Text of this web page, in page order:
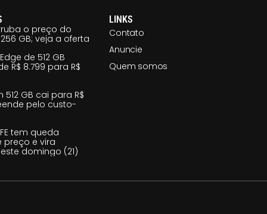
o preço do
GB; veja a oferta
de 512 GB
R$ 8.799 para R$
512 GB cai para R$
pelo custo-
tem queda
preço e vira
domingo (21)
LINKS
Contato
Anuncie
Quem somos